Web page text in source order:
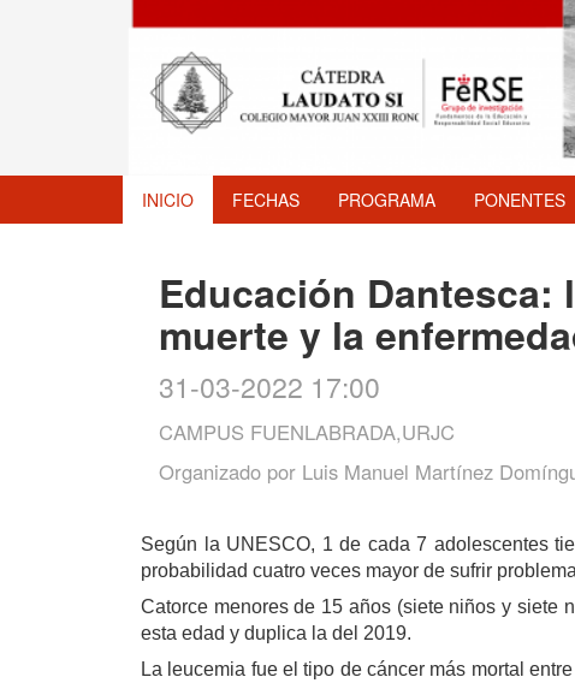
INICIO FECHAS PROGRAMA PONENTES
Educación Dantesca:
muerte y la
31-03-2022 17:00
CAMPUS FUENLABRADA,URJC
Organizado por Luis Manuel Martínez
Según la UNESCO, 1 de cada 7 adolescentes
probabilidad cuatro veces mayor de sufrir
Catorce menores de 15 años (siete niños y siete
esta edad y duplica la del 2019.
La leucemia fue el tipo de cáncer más mortal